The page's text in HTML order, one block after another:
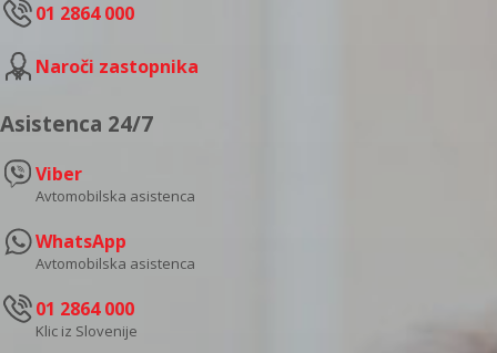
01 2864 000
Naroči zastopnika
Asistenca 24/7
Viber
Avtomobilska asistenca
WhatsApp
Avtomobilska asistenca
01 2864 000
Klic iz Slovenije